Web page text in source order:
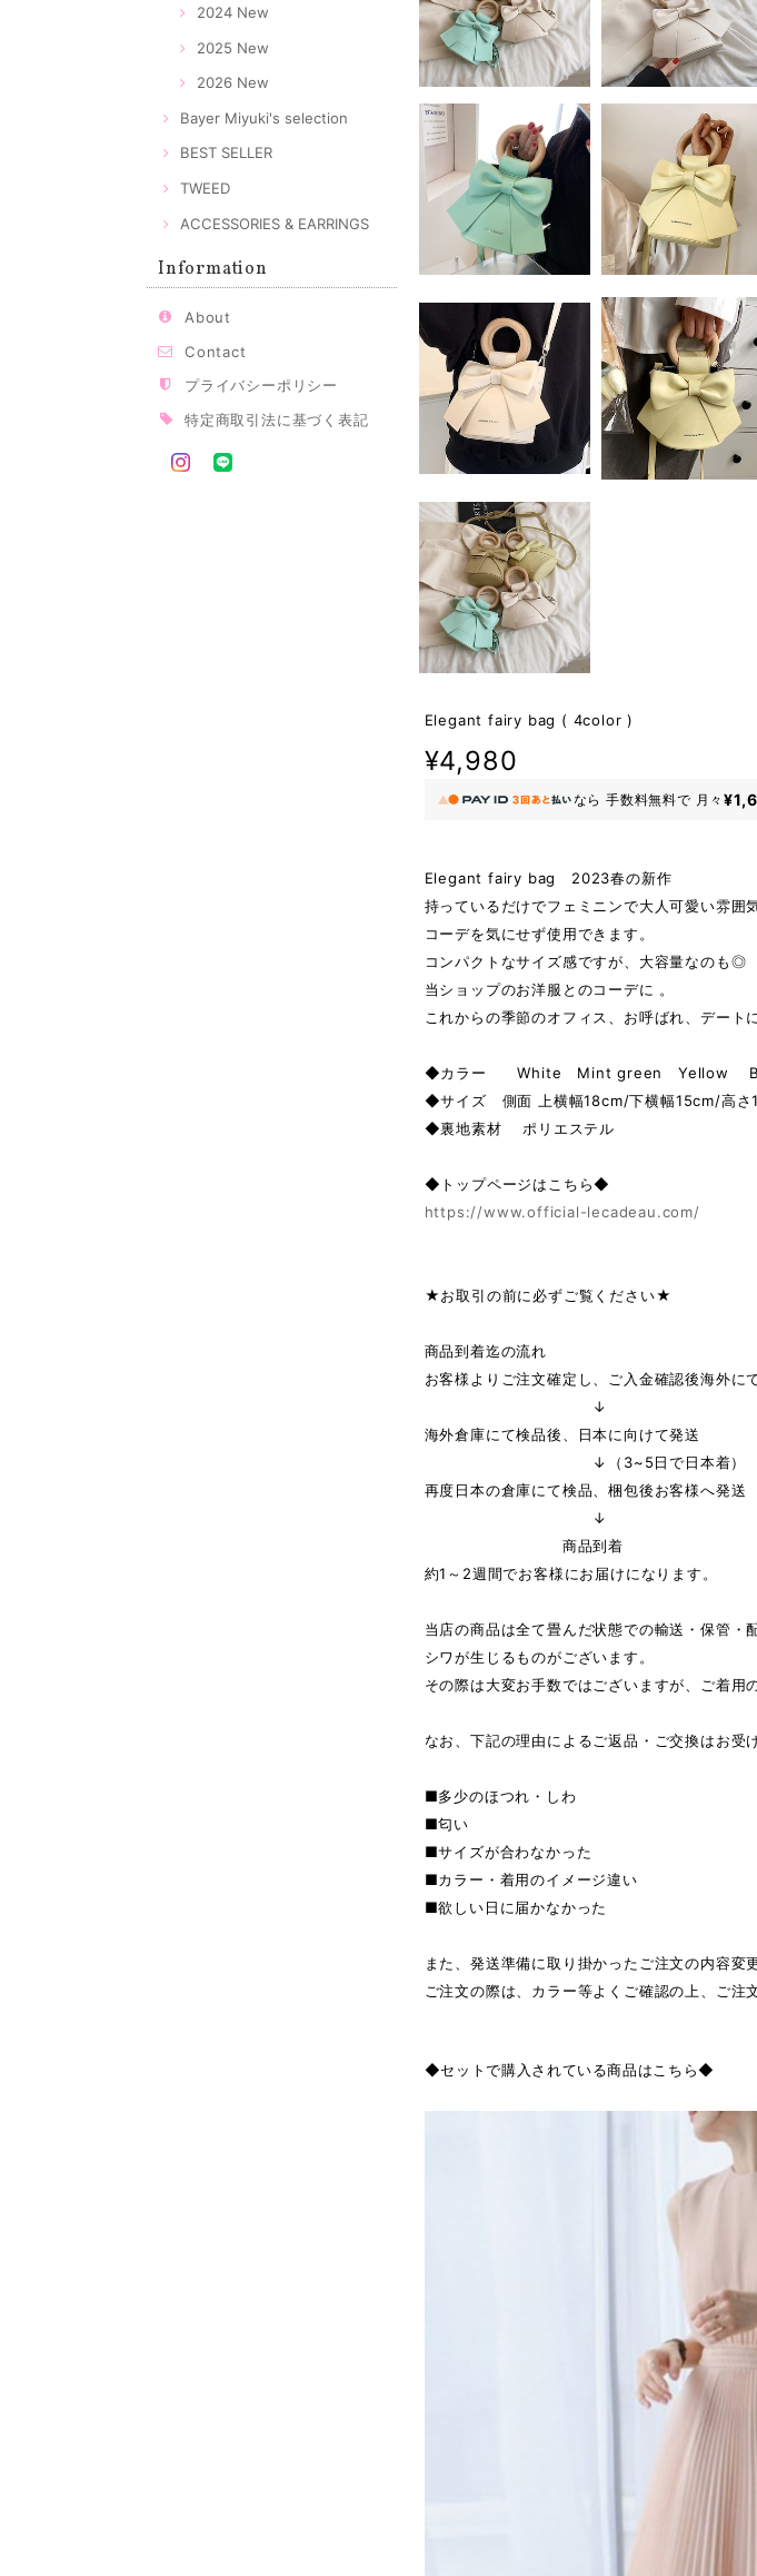
2024 New
2025 New
2026 New
Bayer Miyuki's selection
BEST SELLER
TWEED
ACCESSORIES & EARRINGS
Information
About
Contact
プライバシーポリシー
特定商取引法に基づく表記
Elegant fairy bag ( 4color )
¥4,980
なら 手数料無料で 月々
Elegant fairy bag 2023春の新作
持っているだけでフェミニンで大人可愛い雰囲
コーデを気にせず使用できます。
コンパクトなサイズ感ですが、大容量なのも◎
当ショップのお洋服とのコーデに 。
これからの季節のオフィス、お呼ばれ、デート
◆カラー White Mint green Yellow Beige
◆サイズ 側面 上横幅18cm/下横幅15cm/高さ
◆裏地素材 ポリエステル
◆トップページはこちら◆
https://www.official-lecadeau.com/
★お取引の前に必ずご覧ください★
商品到着迄の流れ
お客様よりご注文確定し、ご入金確認後海外に
↓
海外倉庫にて検品後、日本に向けて発送
↓（3~5日で日本着）
再度日本の倉庫にて検品、梱包後お客様へ発送
↓
商品到着
約1～2週間でお客様にお届けになります。
当店の商品は全て畳んだ状態での輸送・保管
シワが生じるものがございます。
その際は大変お手数ではございますが、ご着用
なお、下記の理由によるご返品・ご交換はお受
■多少のほつれ・しわ
■匂い
■サイズが合わなかった
■カラー・着用のイメージ違い
■欲しい日に届かなかった
また、発送準備に取り掛かったご注文の内容変
ご注文の際は、カラー等よくご確認の上、ご注
◆セットで購入されている商品はこちら◆